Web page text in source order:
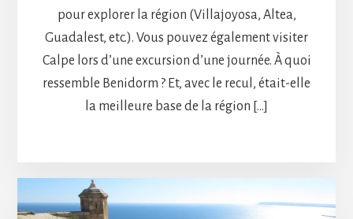
pour explorer la région (Villajoyosa, Altea,
Guadalest, etc.). Vous pouvez également visiter
Calpe lors d’une excursion d’une journée. À quoi
ressemble Benidorm ? Et, avec le recul, était-elle
la meilleure base de la région […]